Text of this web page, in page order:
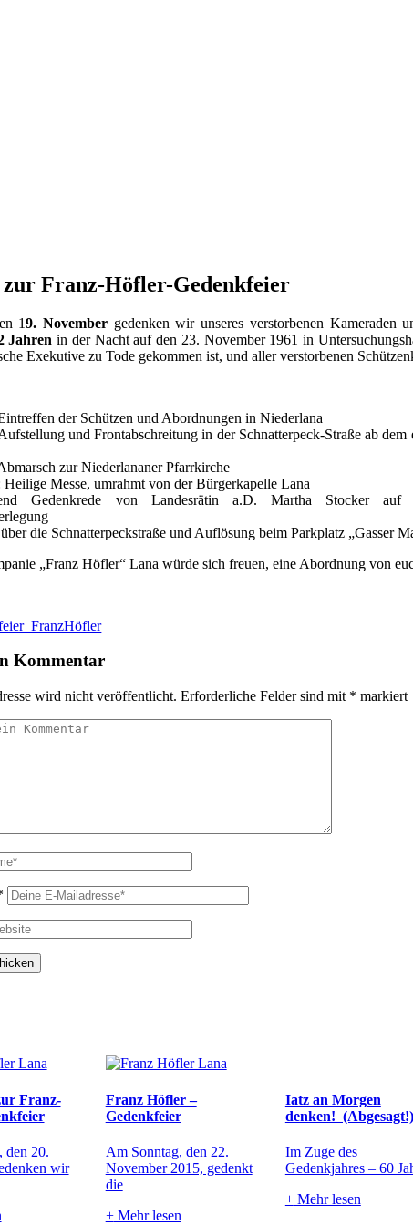
Franz-Höfler-Gedenkfeier
19. November gedenken wir unseres verstorbenen Kameraden
Jahren in der Nacht auf den 23. November 1961 in
Exekutive zu Tode gekommen ist, und aller verstorbenen
der Schützen und Abordnungen in Niederlana
und Frontabschreitung in der Schnatterpeck-Straße ab dem
zur Niederlananer Pfarrkirche
Messe, umrahmt von der Bürgerkapelle Lana
Gedenkrede von Landesrätin a.D. Martha Stocker
die Schnatterpeckstraße und Auflösung beim Parkplatz „Gasser
„Franz Höfler“ Lana würde sich freuen, eine Abordnung von
Kommentar
wird nicht veröffentlicht. Erforderliche Felder sind mit * markiert
Franz-
den 20.
wir
Franz Höfler –
Gedenkfeier
Am Sonntag, den 22.
November 2015, gedenkt
die
+Mehr lesen
Iatz an Morgen
denken! (Abgesagt!)
Im Zuge des
Gedenkjahres – 60
+Mehr lesen